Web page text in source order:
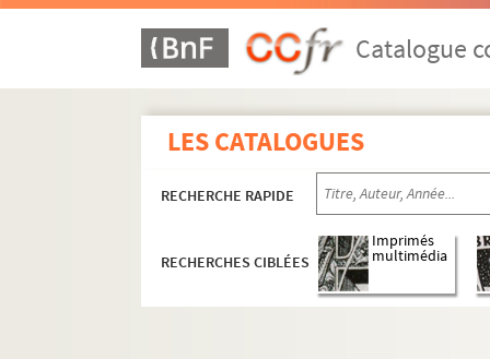
Catalogue
LES CATALOGUES
RECHERCHE RAPIDE
RECHERCHES CIBLÉES
Imprimés
multimédia